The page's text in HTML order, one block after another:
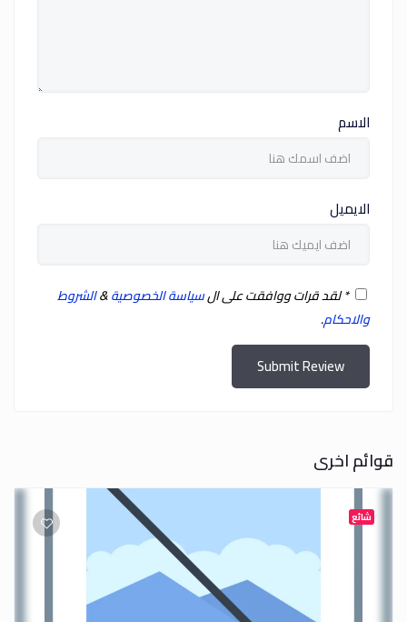
الاسم
الايميل
*لقد قرات ووافقت على السياسة الخصوصية&الشروط
والاحكام.
Submit Review
قوائم اخرى
شائع